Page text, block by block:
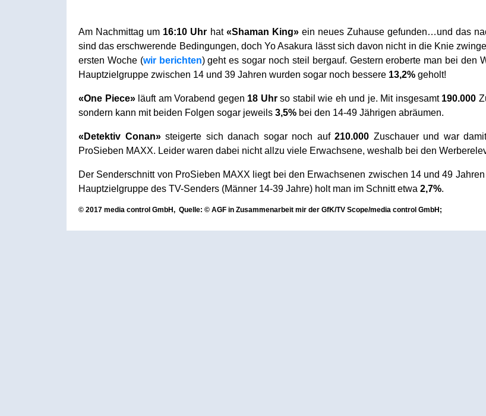
Am Nachmittag um 16:10 Uhr hat «Shaman King» ein neues Zuhause gefunden…und das
sind das erschwerende Bedingungen, doch Yo Asakura lässt sich davon nicht in die Knie
ersten Woche (wir berichten) geht es sogar noch steil bergauf. Gestern eroberte man bei den
Hauptzielgruppe zwischen 14 und 39 Jahren wurden sogar noch bessere 13,2% geholt!
«One Piece»läuft am Vorabend gegen 18 Uhrso stabil wie eh und je. Mit insgesamt 190.000
sondern kann mit beiden Folgen sogar jeweils 3,5% bei den 14-49 Jährigen abräumen.
«Detektiv Conan»steigerte sich danach sogar noch auf210.000 Zuschauer und war
ProSieben MAXX. Leider waren dabei nicht allzu viele Erwachsene, weshalb bei den
Der Senderschnitt von ProSieben MAXX liegt bei den Erwachsenen zwischen 14 und 49
Hauptzielgruppe des TV-Senders (Männer 14-39 Jahre) holt man im Schnitt etwa 2,7%.
© 2017 media control GmbH, Quelle: © AGF in Zusammenarbeit mir der GfK/TV Scope/media control GmbH;